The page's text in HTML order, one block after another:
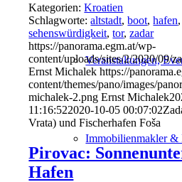
Veranstaltungen,
Immobilienmakler &
Kategorien:Kroatien
Schlagworte:altstadt,boot,hafen
sehenswürdigkeit,tor,zadar
https://panorama.egm.at/wp-
content/uploads/sites/2/2020/09/
Ernst Michalek https://
content/themes/pano/images/
michalek-2.png Ernst Michalek
11:16:522020-10-05 00:07:02
Vrata) und Fischerhafen Foša
Pirovac:
Hafen